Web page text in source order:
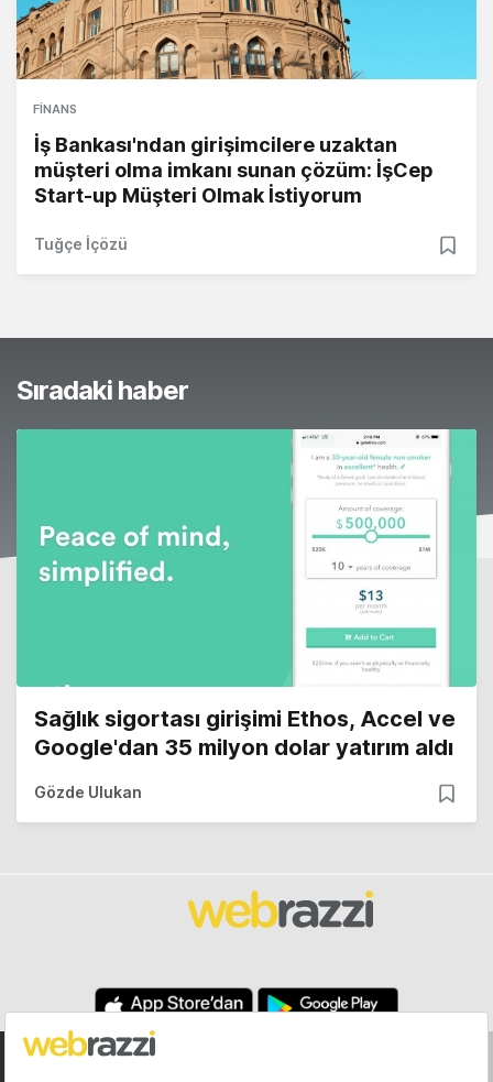
FINANS
İş Bankası'ndan girişimcilere uzaktan
müşteri olma imkanı sunan çözüm: İşCep
Start-up Müşteri Olmak İstiyorum
Tuğçe İçözü
Sıradaki haber
Sağlık sigortası girişimi Ethos, Accel ve
Google'dan 35 milyon dolar yatırım aldı
Gözde Ulukan